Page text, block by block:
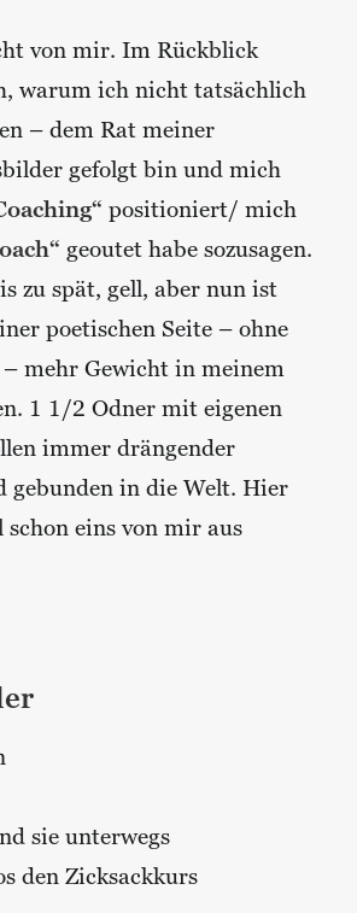
von mir. Im Rückblick
warum ich nicht tatsächlich
– dem Rat meiner
gefolgt bin und mich
positioniert/ mich
geoutet habe sozusagen.
zu spät, gell, aber nun ist
poetischen Seite – ohne
mehr Gewicht in meinem
1 1/2 Odner mit eigenen
immer drängender
gebunden in die Welt. Hier
schon eins von mir aus
sie unterwegs
den Zicksackkurs